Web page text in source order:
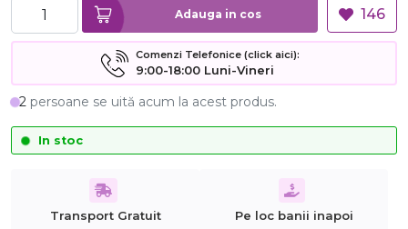
Adauga in cos 146
Comenzi Telefonice (click aici):
9:00-18:00 Luni-Vineri
2 persoane se uită acum la acest produs.
In stoc
Transport Gratuit Pe loc banii inapoi